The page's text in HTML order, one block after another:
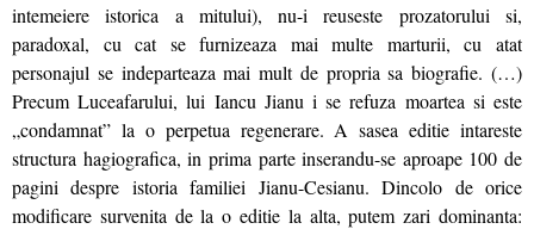
intemeiere istorica a mitului), nu-i reuseste prozatorului si,
paradoxal, cu cat se furnizeaza mai multe marturii, cu atat
personajul se indeparteaza mai mult de propria sa biografie. (…)
Precum Luceafarului, lui Iancu Jianu i se refuza moartea si este
„condamnat” la o perpetua regenerare. A sasea editie intareste
structura hagiografica, in prima parte inserandu-se aproape 100 de
pagini despre istoria familiei Jianu-Cesianu. Dincolo de orice
modificare survenita de la o editie la alta, putem zari dominanta: